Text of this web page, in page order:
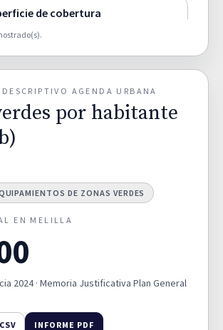
de cobertura
Y DIVERSIDAD DE
de cultivos por
(%).
Y DIVERSIDAD DE
0,8000
de zonas humedas
(%).
0,0000
por municipio (%).
27,7000
AGENDA URBANA
por habitante
DE ZONAS VERDES
EN MELILLA
2024 · Memoria Justificativa Plan General
INFORME PDF